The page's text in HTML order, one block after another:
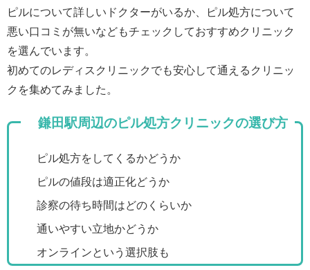
ピルについて詳しいドクターがいるか、ピル処方について
悪い口コミが無いなどもチェックしておすすめクリニック
を選んでいます。
初めてのレディスクリニックでも安心して通えるクリニッ
クを集めてみました。
鎌田駅周辺のピル処方クリニックの選び方
ピル処方をしてくるかどうか
ピルの値段は適正化どうか
診察の待ち時間はどのくらいか
通いやすい立地かどうか
オンラインという選択肢も